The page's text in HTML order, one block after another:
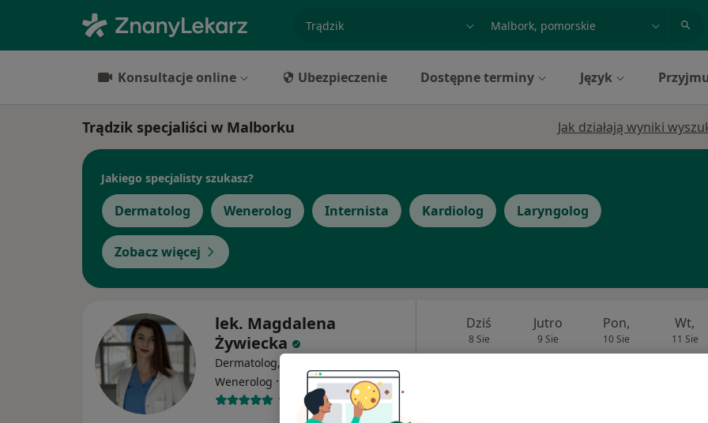
Konsultacje online Ubezpieczenie Dostępne terminy Język
Trądzik specjaliści w Malborku Jak działają wyniki
Jakiego specjalisty szukasz?
Dermatolog Wenerolog Internista Kardiolog Laryngolog
Zobacz więcej
lek. Magdalena
Żywiecka
Dermatolog, Dermatolog dziecięcy,
Wenerolog · Więcej
196 opinii
Dziś
8 Sie
Jutro
9 Sie
Pon,
10 Sie
Wt,
11 Sie